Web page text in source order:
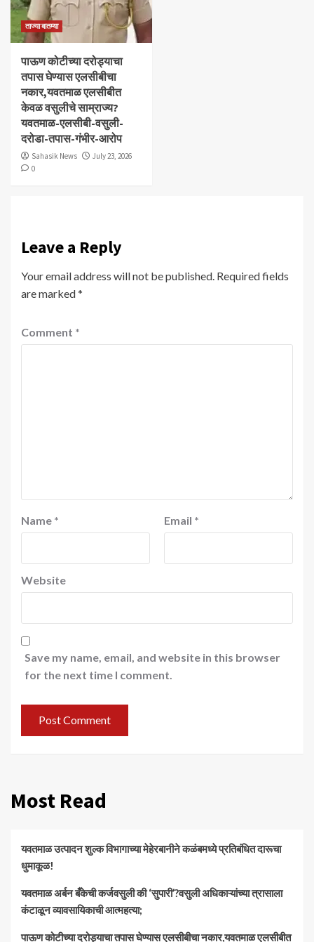
ताज्या बातम्या
पाऊण कोटीच्या दरोड्याचा
तपास घेण्यास एलसीबीचा
नकार,यवतमाळ एलसीबीत
केवळ वसुलीचे साम्राज्य?
यवतमाळ-एलसीबी-वसुली-
दरोडा-तपास-गंभीर-आरोप
Sahasik News
July 23, 2026
0
Leave a Reply
Your email address will not be published. Required fields
are marked*
Comment *
Name * Email *
Website
Save my name, email, and website in this browser
for the next time I comment.
Most Read
यवतमाळ उत्पादन शुल्क विभागाच्या मेहेरबानीने कळंबमध्ये प्रतिबंधित दारूचा
धुमाकूळ!
​यवतमाळ अर्बन बँकेची कर्जवसुली की ‘सुपारी’?वसुली अधिकाऱ्यांच्या त्रासाला
कंटाळून व्यावसायिकाची आत्महत्या;
पाऊण कोटीच्या दरोड्याचा तपास घेण्यास एलसीबीचा नकार,यवतमाळ एलसीबीत